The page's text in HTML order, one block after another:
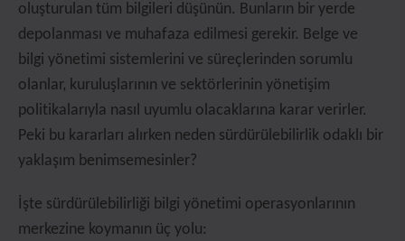
oluşturulan tüm bilgileri düşünün. Bunların bir yerde
depolanması ve muhafaza edilmesi gerekir. Belge ve
bilgi yönetimi sistemlerini ve süreçlerinden sorumlu
olanlar, kuruluşlarının ve sektörlerinin yönetişim
politikalarıyla nasıl uyumlu olacaklarına karar verirler.
Peki bu kararları alırken neden sürdürülebilirlik odaklı bir
yaklaşım benimsemesinler?
İşte sürdürülebilirliği bilgi yönetimi operasyonlarının
merkezine koymanın üç yolu: